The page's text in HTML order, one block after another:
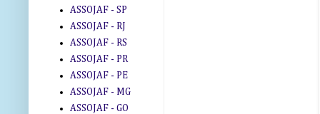
ASSOJAF - SP
ASSOJAF - RJ
ASSOJAF - RS
ASSOJAF - PR
ASSOJAF - PE
ASSOJAF - MG
ASSOJAF - GO